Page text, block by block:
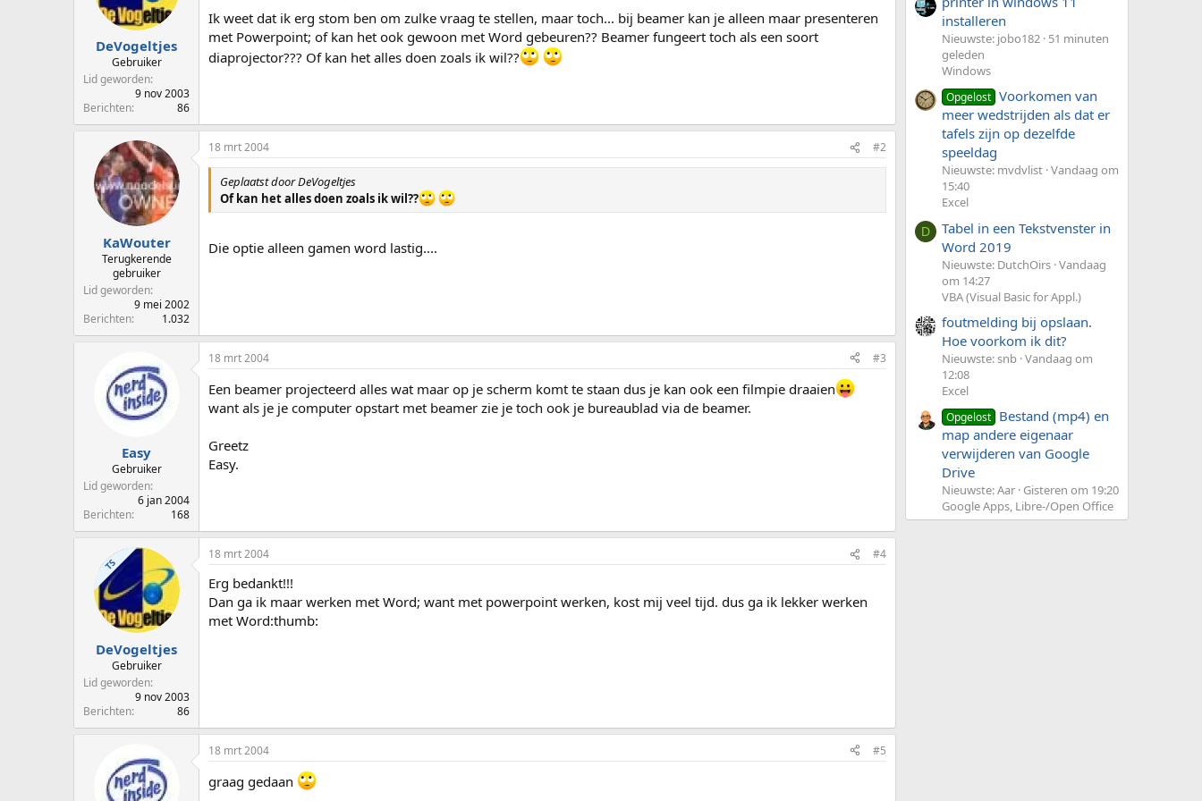
r
e
r
u
DeVogeltjes
Gebruiker
Lid geworden
9 nov 2003
Berichten
86
Ik weet dat ik erg stom ben om zulke vraag te stellen, maar toch... bij beamer kan je alleen maar presenteren
met Powerpoint; of kan het ook gewoon met Word gebeuren?? Beamer fungeert toch als een soort
diaprojector??? Of kan het alles doen zoals ik wil??
KaWouter
Terugkerende
gebruiker
Lid geworden
9 mei 2002
Berichten
1.032
18 mrt 2004 #2
Geplaatst door DeVogeltjes
Of kan het alles doen zoals ik wil??
Die optie alleen gamen word lastig....
Easy
Gebruiker
Lid geworden
6 jan 2004
Berichten
168
18 mrt 2004 #3
Een beamer projecteerd alles wat maar op je scherm komt te staan dus je kan ook een filmpie draaien
want als je je computer opstart met beamer zie je toch ook je bureaublad via de beamer.
Greetz
Easy.
TS
DeVogeltjes
Gebruiker
Lid geworden
9 nov 2003
Berichten
86
18 mrt 2004 #4
Erg bedankt!!!
Dan ga ik maar werken met Word; want met powerpoint werken, kost mij veel tijd. dus ga ik lekker werken
met Word:thumb:
18 mrt 2004 #5
graag gedaan
installeren
Nieuwste: jobo182 51 minuten
geleden
Windows
Opgelost Voorkomen van
meer wedstrijden als dat er
tafels zijn op dezelfde
speeldag
Nieuwste: mvdvlist Vandaag om
15:40
Excel
D
Tabel in een Tekstvenster in
Word 2019
Nieuwste: DutchOirs Vandaag
om 14:27
VBA (Visual Basic for Appl.)
foutmelding bij opslaan.
Hoe voorkom ik dit?
Nieuwste: snb Vandaag om
12:08
Excel
Opgelost Bestand (mp4) en
map andere eigenaar
verwijderen van Google
Drive
Nieuwste: Aar Gisteren om 19:20
Google Apps, Libre-/Open Office